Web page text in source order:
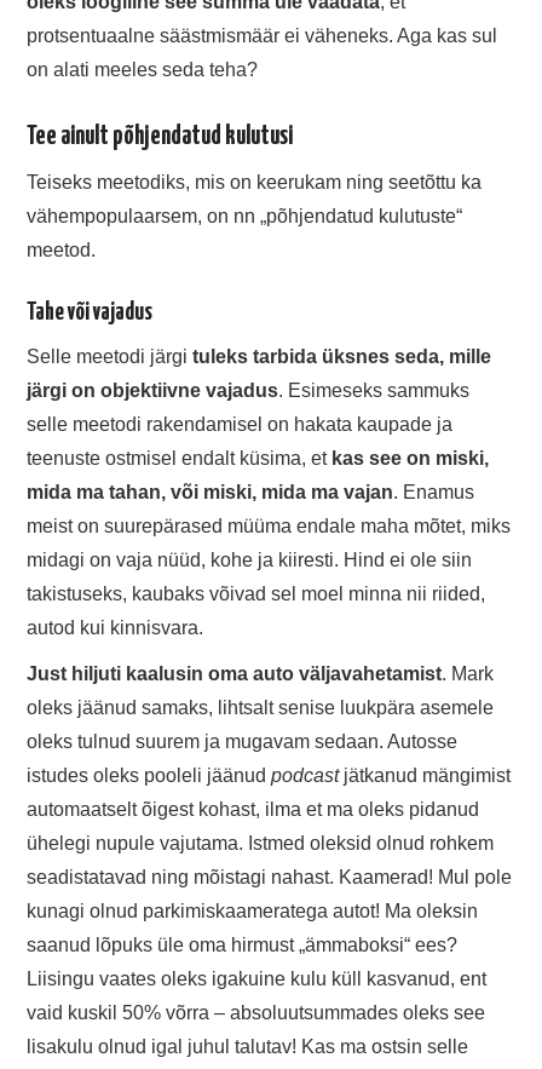
protsentuaalne säästmismäär ei väheneks. Aga kas sul
on alati meeles seda teha?
Tee ainult põhjendatud kulutusi
Teiseks meetodiks, mis on keerukam ning seetõttu ka
vähempopulaarsem, on nn „põhjendatud kulutuste“
meetod.
Tahe või vajadus
Selle meetodi järgituleks tarbida üksnes seda, mille
järgi on objektiivne vajadus. Esimeseks sammuks
selle meetodi rakendamisel on hakata kaupade ja
teenuste ostmisel endalt küsima, et kas see on miski,
mida ma tahan, või miski, mida ma vajan. Enamus
meist on suurepärased müüma endale maha mõtet, miks
midagi on vaja nüüd, kohe ja kiiresti. Hind ei ole siin
takistuseks, kaubaks võivad sel moel minna nii riided,
autod kui kinnisvara.
Just hiljuti kaalusin oma auto väljavahetamist. Mark
oleks jäänud samaks, lihtsalt senise luukpära asemele
oleks tulnud suurem ja mugavam sedaan. Autosse
istudes oleks pooleli jäänudpodcastjätkanud mängimist
automaatselt õigest kohast, ilma et ma oleks pidanud
ühelegi nupule vajutama. Istmed oleksid olnud rohkem
seadistatavad ning mõistagi nahast. Kaamerad! Mul pole
kunagi olnud parkimiskaameratega autot! Ma oleksin
saanud lõpuks üle oma hirmust „ämmaboksi“ ees?
Liisingu vaates oleks igakuine kulu küll kasvanud, ent
vaid kuskil 50% võrra – absoluutsummades oleks see
lisakulu olnud igal juhul talutav! Kas ma ostsin selle